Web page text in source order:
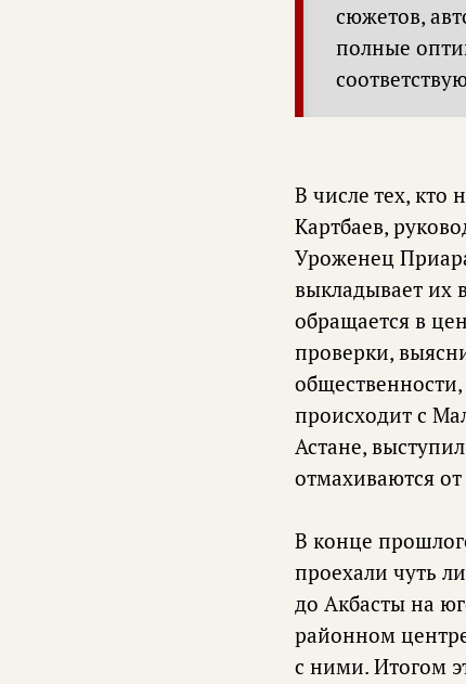
сюжетов,
полные
В числе тех, кто
Картбаев,
Уроженец
выкладывает их
обращается в
проверки,
происходит с
Астане,
отмахиваются
В конце
проехали чуть
до Акбасты на
районном
с ними. Итогом